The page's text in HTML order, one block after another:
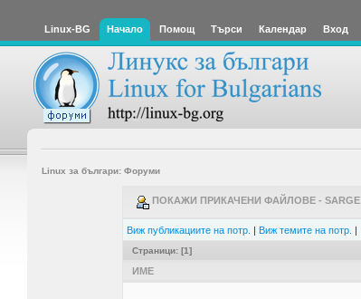
Linux-BG Начало Помощ Търси Календар Вход
Linux за българи: Форуми
ПОКАЖИ ПРИКАЧЕНИ ФАЙЛОВЕ - SARGE
Виж публикациите на потр. | Виж темите на потр. |
Страници: [1]
ИМЕ